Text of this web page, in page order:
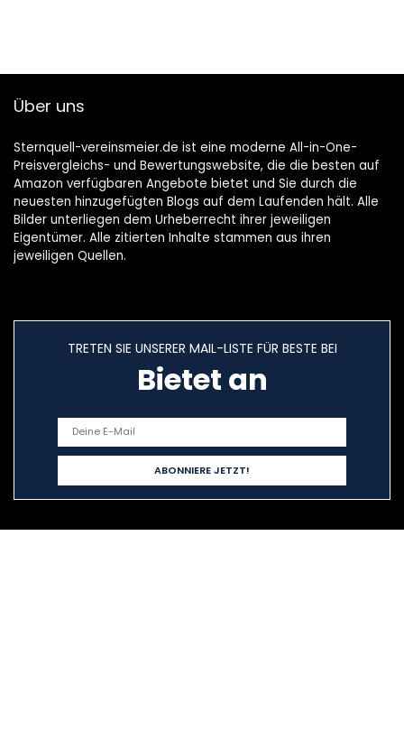
Über uns
Sternquell-vereinsmeier.de ist eine moderne All-in-One-
Preisvergleichs- und Bewertungswebsite, die die besten auf
Amazon verfügbaren Angebote bietet und Sie durch die
neuesten hinzugefügten Blogs auf dem Laufenden hält. Alle
Bilder unterliegen dem Urheberrecht ihrer jeweiligen
Eigentümer. Alle zitierten Inhalte stammen aus ihren
jeweiligen Quellen.
TRETEN SIE UNSERER MAIL-LISTE FÜR BESTE BEI
Bietet an